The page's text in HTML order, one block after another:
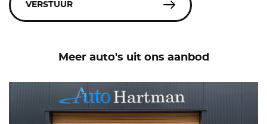
VERSTUUR
Meer auto's uit ons aanbod